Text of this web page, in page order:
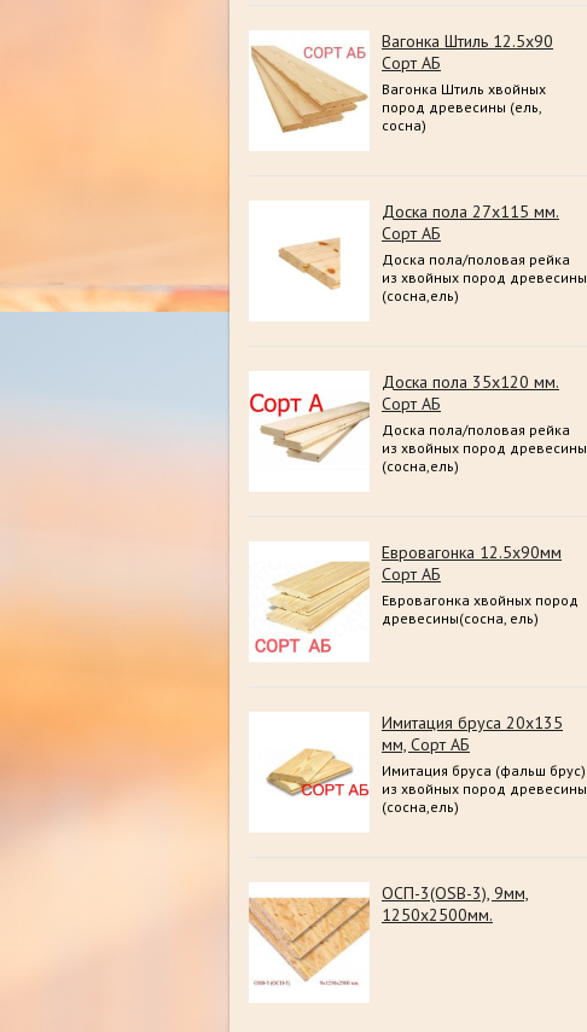
Вагонка Штиль 12.5х90
Сорт АБ
Вагонка Штиль хвойных
пород древесины (ель,
сосна)
Доска пола 27х115 мм.
Сорт АБ
Доска пола/половая рейка
из хвойных пород древесины
(сосна,ель)
Доска пола 35х120 мм.
Сорт АБ
Доска пола/половая рейка
из хвойных пород древесины
(сосна,ель)
Евровагонка 12.5х90мм
Сорт АБ
Евровагонка хвойных пород
древесины(сосна, ель)
Имитация бруса 20х135
мм, Сорт АБ
Имитация бруса (фальш брус)
из хвойных пород древесины
(сосна,ель)
ОСП-3(OSB-3), 9мм,
1250х2500мм.